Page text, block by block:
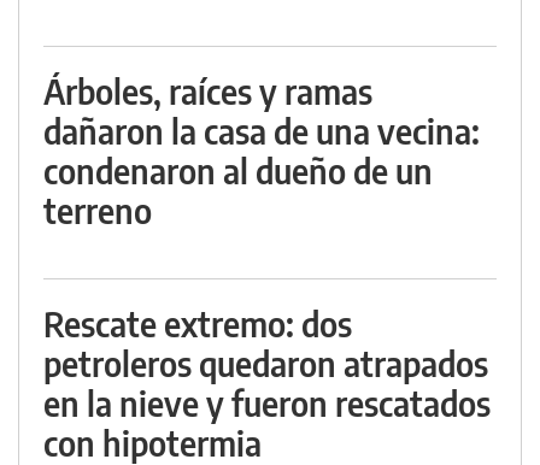
Árboles, raíces y ramas
dañaron la casa de una vecina:
condenaron al dueño de un
terreno
Rescate extremo: dos
petroleros quedaron atrapados
en la nieve y fueron rescatados
con hipotermia